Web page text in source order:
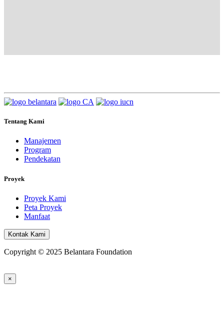
Tentang Kami
Manajemen
Program
Pendekatan
Proyek
Proyek Kami
Peta Proyek
Manfaat
Kontak Kami
Copyright © 2025 Belantara Foundation
×